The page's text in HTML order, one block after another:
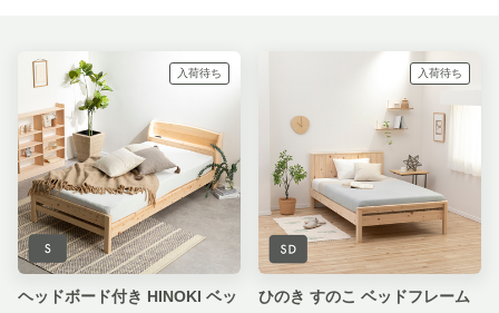
入荷待ち
ヘッドボード付き HINOKI ベッ
入荷待ち
ひのき すのこ ベッドフレーム